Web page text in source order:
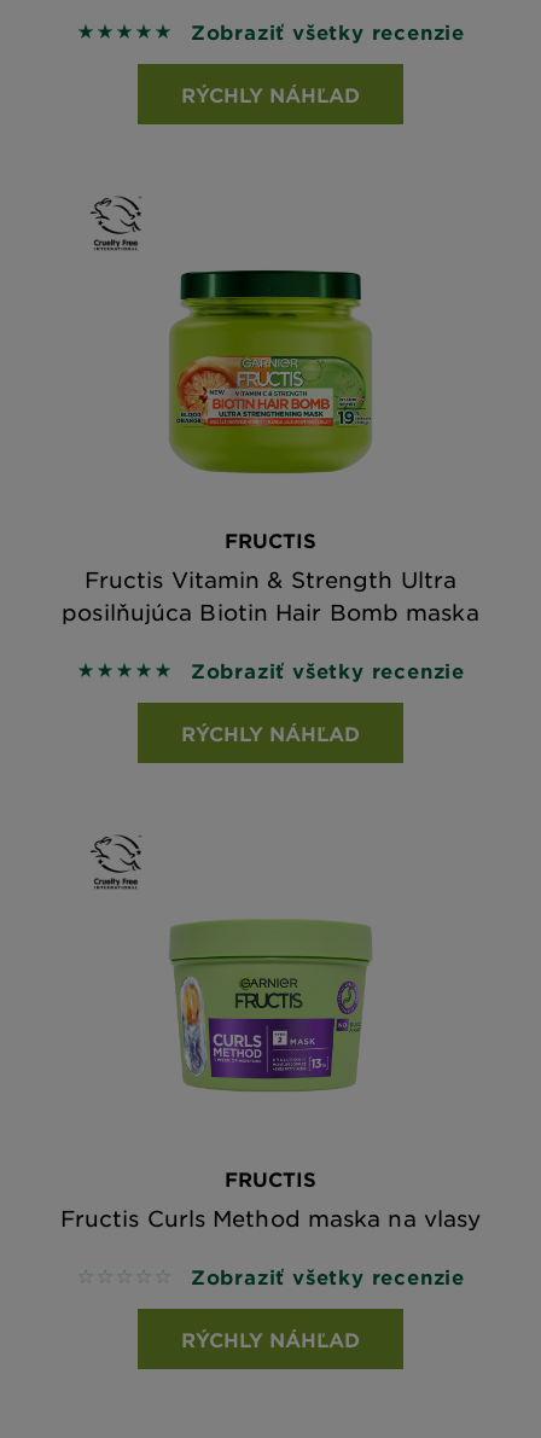
5 out of 5 stars based on reviews
Zobraziť všetky recenzie
RÝCHLY NÁHĽAD
FRUCTIS
Fructis Vitamin & Strength Ultra
posilňujúca Biotin Hair Bomb maska
5 out of 5 stars based on reviews
Zobraziť všetky recenzie
RÝCHLY NÁHĽAD
FRUCTIS
Fructis Curls Method maska na vlasy
No reviews Zobraziť všetky recenzie
RÝCHLY NÁHĽAD